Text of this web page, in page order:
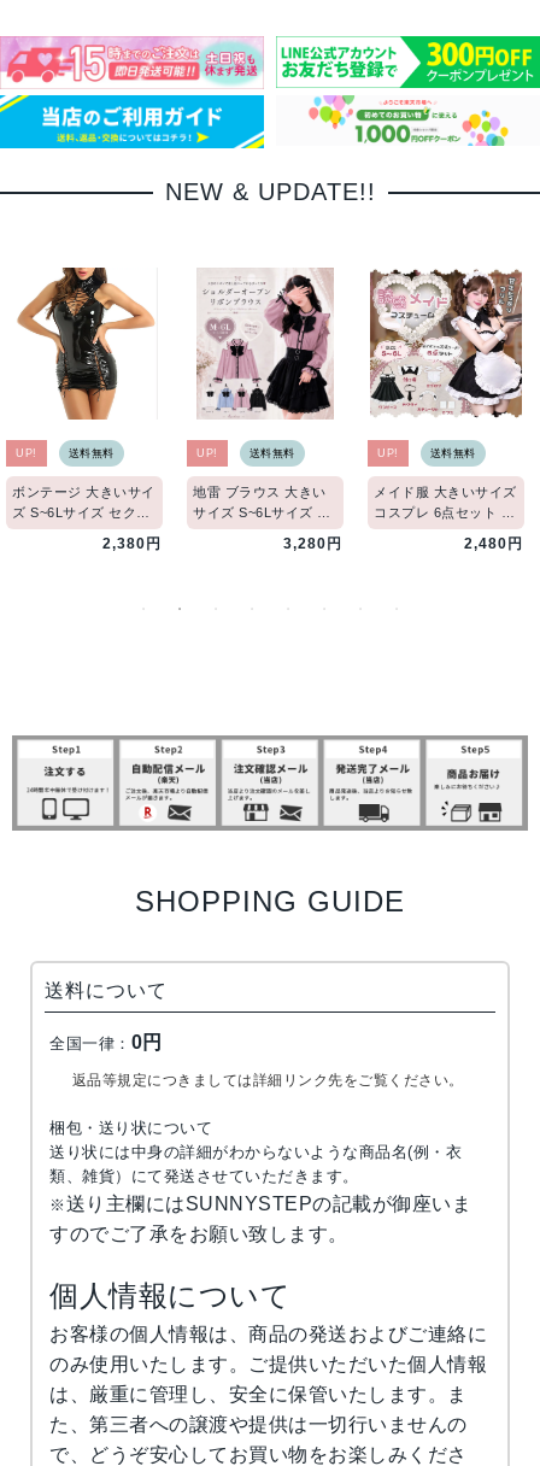
NEW & UPDATE!!
UP! 送料無料
ボンテージ 大きいサイ
ズ S~6Lサイズ セクシ
ー コスチューム エナ
2,380円
UP! 送料無料
地雷 ブラウス 大きい
サイズ S~6Lサイズ ロ
リータ 肩出し 長袖 ピ
3,280円
UP! 送料無料
メイド服 大きいサイズ
コスプレ 6点セット フ
リル ワンピース 黒 白
2,480円
SHOPPING GUIDE
送料について
全国一律： 0円
返品等規定につきましては詳細リンク先をご覧ください。
梱包・送り状について
送り状には中身の詳細がわからないような商品名(例・衣
類、雑貨）にて発送させていただきます。
※ 送り主欄にはSUNNYSTEPの記載が御座いま
すのでご了承をお願い致します。
個人情報について
お客様の個人情報は、商品の発送およびご連絡に
のみ使用いたします。ご提供いただいた個人情報
は、厳重に管理し、安全に保管いたします。ま
た、第三者への譲渡や提供は一切行いませんの
で、どうぞ安心してお買い物をお楽しみくださ